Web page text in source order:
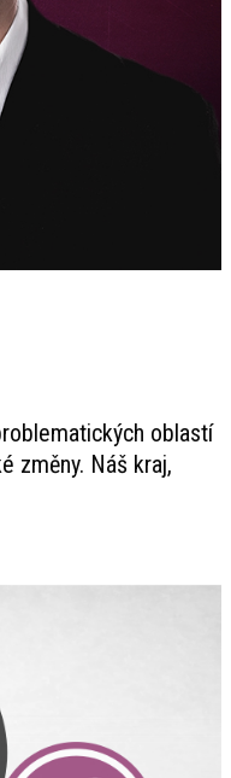
oblastí
změny. Náš kraj,